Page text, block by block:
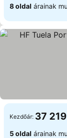
8 oldal árainak
Kezdőár: 37
5 oldal árainak